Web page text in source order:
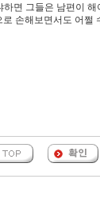
면 그들은 남편이
손해보면서도 어쩔